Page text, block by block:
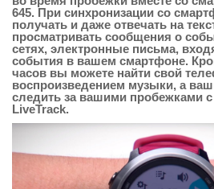
645. При синхронизации со
получать и даже отвечать на
просматривать сообщения о
сетях, электронные письма,
события в вашем смартфоне.
часов вы можете найти свой
воспроизведением музыки, а
следить за вашими пробежками
LiveTrack.